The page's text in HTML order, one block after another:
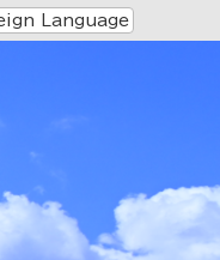
Language